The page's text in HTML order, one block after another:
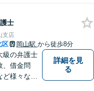
も構いま
談くださ
付可能】
】
士
支店
区 岡山駅 から徒歩8分
級の弁護士
、借金問
様々な問
詳細を見
る